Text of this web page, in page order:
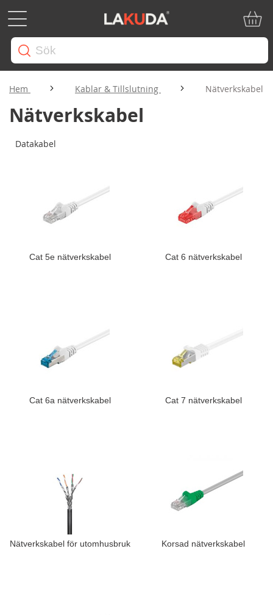
Hem Kablar & Tillslutning Nätverkskabel
Nätverkskabel
Datakabel
Cat 5e nätverkskabel Cat 6 nätverkskabel
Cat 6a nätverkskabel Cat 7 nätverkskabel
Nätverkskabel för utomhusbruk Korsad nätverkskabel